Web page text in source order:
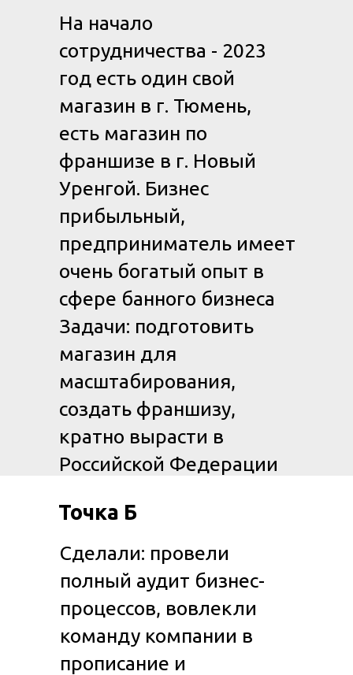
На начало
сотрудничества - 2023
год есть один свой
магазин в г. Тюмень,
есть магазин по
франшизе в г. Новый
Уренгой. Бизнес
прибыльный,
предприниматель имеет
очень богатый опыт в
сфере банного бизнеса
Задачи: подготовить
магазин для
масштабирования,
создать франшизу,
кратно вырасти в
Российской Федерации
Точка Б
Сделали: провели
полный аудит бизнес-
процессов, вовлекли
команду компании в
прописание и